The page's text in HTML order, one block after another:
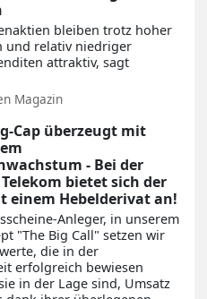
bleiben trotz hoher
und relativ niedriger
attraktiv, sagt
Magazin
Cap überzeugt mit
- Bei der
bietet sich der
einem Hebelderivat an!
Anleger, in unserem
"The Big Call" setzen wir
die in der
erfolgreich bewiesen
in der Lage sind, Umsatz